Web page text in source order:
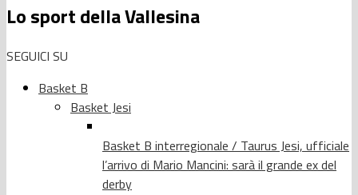
Lo sport della Vallesina
SEGUICI SU
Basket B
Basket Jesi
Basket B interregionale / Taurus Jesi, ufficiale
l’arrivo di Mario Mancini: sarà il grande ex del
derby